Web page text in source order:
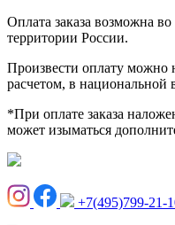
Оплата заказа возможна
территории России.
Произвести оплату
расчетом, в национальной
*При оплате заказа
может изыматься
+7(495)799-21-